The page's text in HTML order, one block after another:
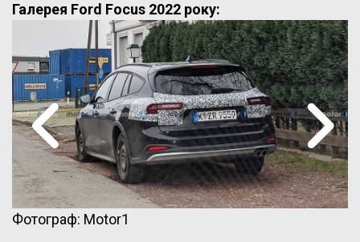
Галерея Ford Focus 2022 року:
Фотограф: Motor1